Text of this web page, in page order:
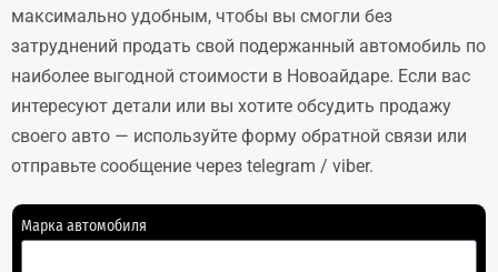
максимально удобным, чтобы вы смогли без
затруднений продать свой подержанный автомобиль по
наиболее выгодной стоимости в Новоайдаре. Если вас
интересуют детали или вы хотите обсудить продажу
своего авто — используйте форму обратной связи или
отправьте сообщение через telegram / viber.
Марка автомобиля